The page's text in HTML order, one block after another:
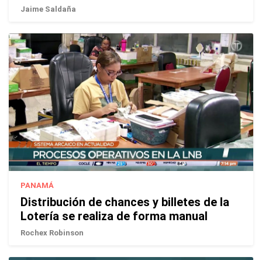
Jaime Saldaña
PANAMÁ
Distribución de chances y billetes de la
Lotería se realiza de forma manual
Rochex Robinson